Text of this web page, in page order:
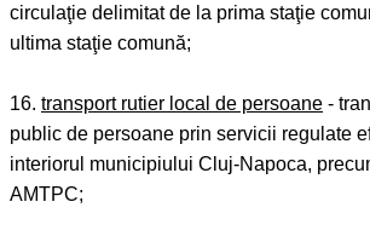
circulaţie delimitat de la prima staţie
ultima staţie comună;
16. transport rutier local de persoane -
public de persoane prin servicii regulate
interiorul municipiului Cluj-Napoca,
AMTPC;